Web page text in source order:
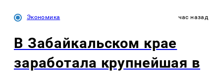
Экономика час назад
В Забайкальском крае
заработала крупнейшая в